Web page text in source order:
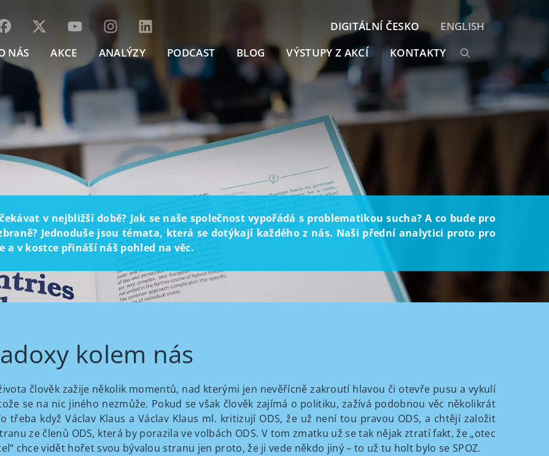
NÁS AKCE ANALÝZY PODCAST BLOG VÝSTUPY Z AKCÍ KONTAKTY
DIGITÁLNÍ ČESKO ENGLISH
v nejbližší době? Jak se naše společnost vypořádá s problematikou sucha? A co bude pro
Jednoduše jsou témata, která se dotýkají každého z nás. Naši přední analytici proto pro
v kostce přináší náš pohled na věc.
kolem nás
člověk zažije několik momentů, nad kterými jen nevěřícně zakroutí hlavou či otevře pusu a vykulí
se na nic jiného nezmůže. Pokud se však člověk zajímá o politiku, zažívá podobnou věc několikrát
třeba když Václav Klaus a Václav Klaus ml. kritizují ODS, že už není tou pravou ODS, a chtějí založit
ze členů ODS, která by porazila ve volbách ODS. V tom zmatku už se tak nějak ztratí fakt, že „otec
chce vidět hořet svou bývalou stranu jen proto, že ji vede někdo jiný – to už tu holt bylo se SPOZ.